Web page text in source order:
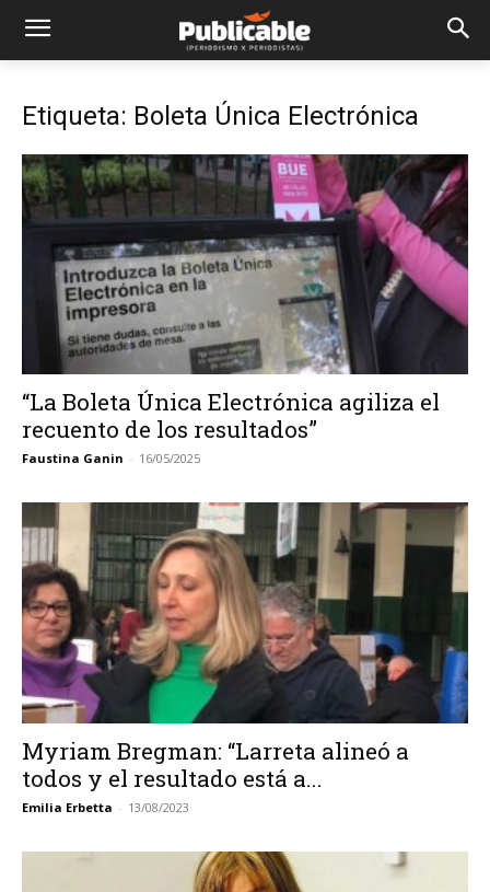
Etiqueta: Boleta Única Electrónica
“La Boleta Única Electrónica agiliza el
recuento de los resultados”
Faustina Ganin - 16/05/2025
Myriam Bregman: “Larreta alineó a
todos y el resultado está a...
Emilia Erbetta - 13/08/2023